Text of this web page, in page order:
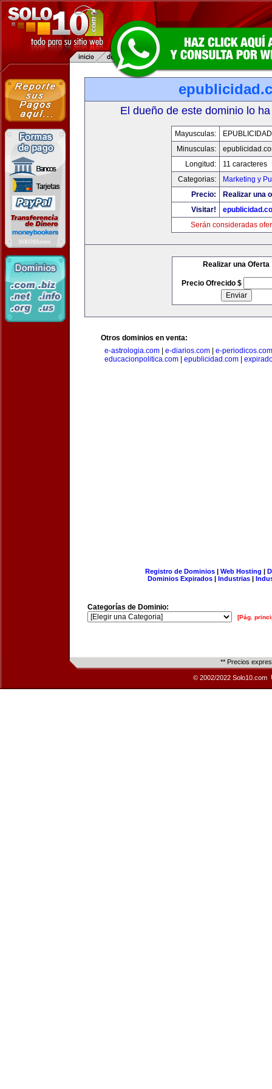
El dueño de este dominio lo
Mayusculas:
Minusculas:
Longitud:
11 caracteres
Categorias:
Marketing y
Precio:
Realizar una
Visitar!
Serán consideradas
Realizar una Oferta
Precio Ofrecido $
Otros dominios en venta:
e-astrologia.com
e-diarios.com
e-periodicos.com
educacionpolitica.com
epublicidad.com
Registro de Dominios| Web Hosting |
Dominios Expirados | Industrias |
Categorías de Dominio:
[Pág.
** Precios
© 2002/2022 Solo10.com